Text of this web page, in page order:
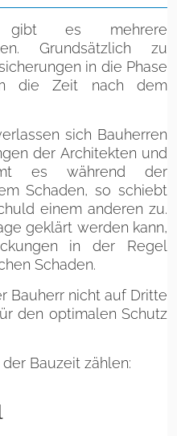
es mehrere
Grundsätzlich zu
in die Phase
die Zeit nach dem
sich Bauherren
der Architekten und
es während der
Schaden, so schiebt
einem anderen zu.
geklärt werden kann,
in der Regel
Schaden.
Bauherr nicht auf Dritte
den optimalen Schutz
Bauzeit zählen: